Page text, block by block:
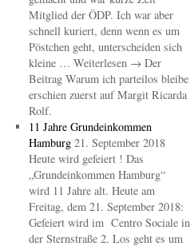
Mitglied der ÖDP. Ich war aber
schnell kuriert, denn wenn es um
Pöstchen geht, unterscheiden sich
kleine … Weiterlesen → Der
Beitrag Warum ich parteilos bleibe
erschien zuerst auf Margit Ricarda
Rolf.
11 Jahre Grundeinkommen
Hamburg 21. September 2018
Heute wird gefeiert ! Das
„Grundeinkommen Hamburg“
wird 11 Jahre alt. Heute am
Freitag, dem 21. September 2018:
Gefeiert wird im Centro Sociale in
der Sternstraße 2. Los geht es um